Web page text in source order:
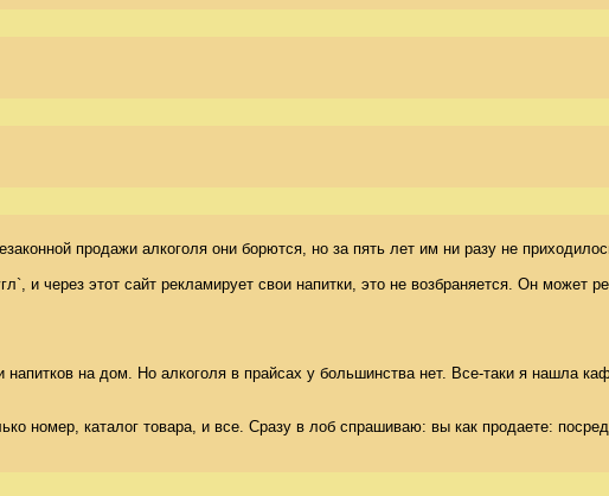
продажи алкоголя они борются, но за пять лет им ни разу не
и через этот сайт рекламирует свои напитки, это не возбраняется. Он
на дом. Но алкоголя в прайсах у большинства нет. Все-таки я
номер, каталог товара, и все. Сразу в лоб спрашиваю: вы как продаете: